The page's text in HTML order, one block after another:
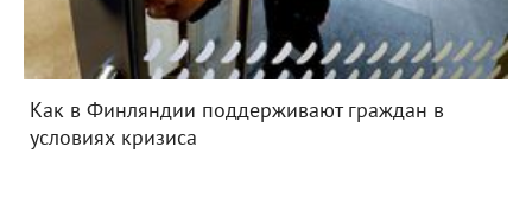
Как в Финляндии поддерживают граждан в
условиях кризиса